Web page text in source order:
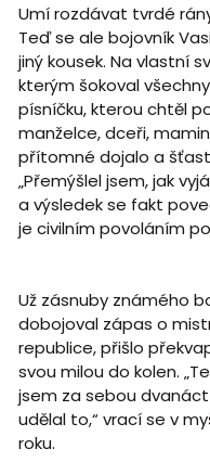
Umí rozdávat tvrdé
Teď se ale bojovník
jiný kousek. Na vlastní
kterým šokoval
písníčku, kterou chtěl
manželce, dceři,
přítomné dojalo a
„Přemýšlel jsem, jak
a výsledek se fakt
je civilním povoláním
Už zásnuby známého
dobojoval zápas o
republice, přišlo
svou milou do kolen.
jsem za sebou dvanáct
udělal to,“ vrací se v
roku.